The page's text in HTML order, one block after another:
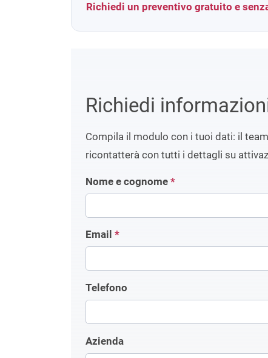
Richiedi un preventivo gratuito e
Richiedi
Compila il modulo con i tuoi dati: il
ricontatterà con tutti i dettagli su
Nome e cognome *
Email *
Telefono
Azienda